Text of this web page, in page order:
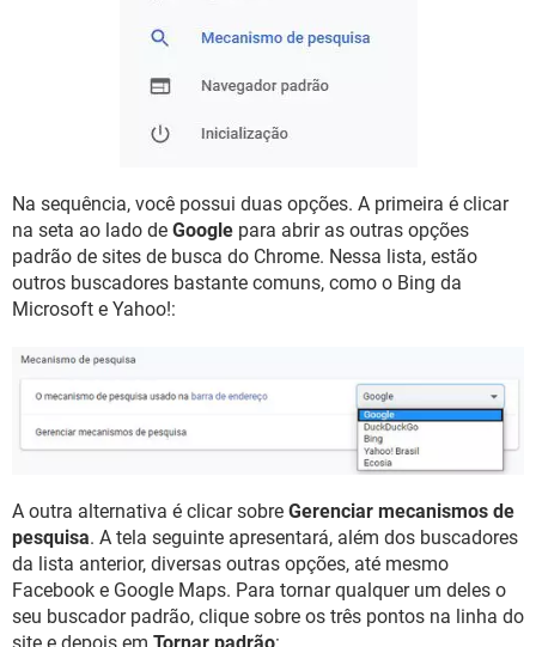
Na sequência, você possui duas opções. A primeira é clicar
na seta ao lado de Google para abrir as outras opções
padrão de sites de busca do Chrome. Nessa lista, estão
outros buscadores bastante comuns, como o Bing da
Microsoft e Yahoo!:
A outra alternativa é clicar sobre Gerenciar mecanismos de
pesquisa. A tela seguinte apresentará, além dos buscadores
da lista anterior, diversas outras opções, até mesmo
Facebook e Google Maps. Para tornar qualquer um deles o
seu buscador padrão, clique sobre os três pontos na linha do